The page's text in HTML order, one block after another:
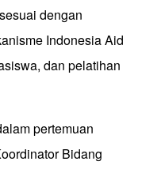
dengan
Indonesia Aid
dan pelatihan
pertemuan
Bidang